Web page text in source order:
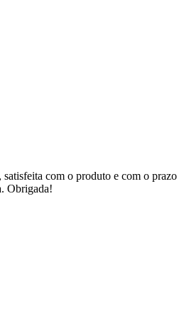
com o produto e com o prazo
Obrigada!